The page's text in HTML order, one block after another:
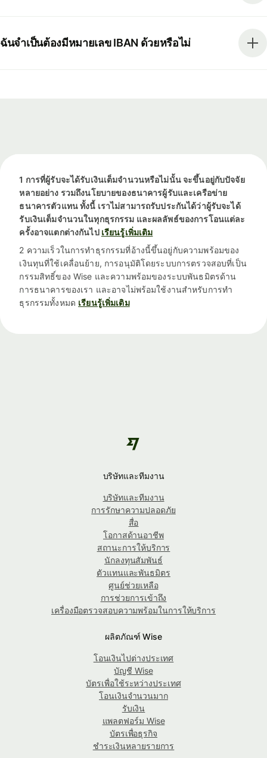
ฉันจำเป็นต้องมีหมายเลข IBAN ด้วยหรือไม่
1 การที่ผู้รับจะได้รับเงินเต็มจำนวนหรือไม่นั้น จะขึ้นอยู่กับปัจจัย
หลายอย่าง รวมถึงนโยบายของธนาคารผู้รับและเครือข่าย
ธนาคารตัวแทน ทั้งนี้ เราไม่สามารถรับประกันได้ว่าผู้รับจะได้
รับเงินเต็มจำนวนในทุกธุรกรรม และผลลัพธ์ของการโอนแต่ละ
ครั้งอาจแตกต่างกันไป เรียนรู้เพิ่มเติม
2 ความเร็วในการทำธุรกรรมที่อ้างนี้ขึ้นอยู่กับความพร้อมของ
เงินทุนที่ใช้เคลื่อนย้าย, การอนุมัติโดยระบบการตรวจสอบที่เป็น
กรรมสิทธิ์ของ Wise และความพร้อมของระบบพันธมิตรด้าน
การธนาคารของเรา และอาจไม่พร้อมใช้งานสำหรับการทำ
ธุรกรรมทั้งหมด เรียนรู้เพิ่มเติม
บริษัทและทีมงาน
บริษัทและทีมงาน
การรักษาความปลอดภัย
สื่อ
โอกาสด้านอาชีพ
สถานะการให้บริการ
นักลงทุนสัมพันธ์
ตัวแทนและพันธมิตร
ศูนย์ช่วยเหลือ
การช่วยการเข้าถึง
เครื่องมือตรวจสอบความพร้อมในการให้บริการ
ผลิตภัณฑ์ Wise
โอนเงินไปต่างประเทศ
บัญชี Wise
บัตรเพื่อใช้ระหว่างประเทศ
โอนเงินจำนวนมาก
รับเงิน
แพลตฟอร์ม Wise
บัตรเพื่อธุรกิจ
ชำระเงินหลายรายการ